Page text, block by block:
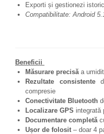
Exporti și gestionezi
Compatibilitate: Android
Beneficii
Măsurare precisă a
Rezultate consistente
compresie
Conectivitate Bluetooth
Localizare GPS integrată
Documentare completă
Ușor de folosit – doar 4